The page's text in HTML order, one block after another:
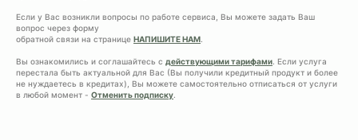
Если у Вас возникли вопросы по работе сервиса, Вы можете задать Ваш
вопрос через форму
обратной связи на странице НАПИШИТЕ НАМ.
Вы ознакомились и соглашайтесь с действующими тарифами. Если услуга
перестала быть актуальной для Вас (Вы получили кредитный продукт и более
не нуждаетесь в кредитах), Вы можете самостоятельно отписаться от услуги
в любой момент - Отменить подписку.